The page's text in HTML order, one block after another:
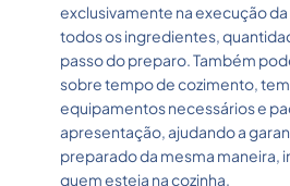
exclusivamente na execução
todos os ingredientes,
passo do preparo. Também
sobre tempo de cozimento,
equipamentos necessários e
apresentação, ajudando a
preparado da mesma
quem esteja na cozinha.